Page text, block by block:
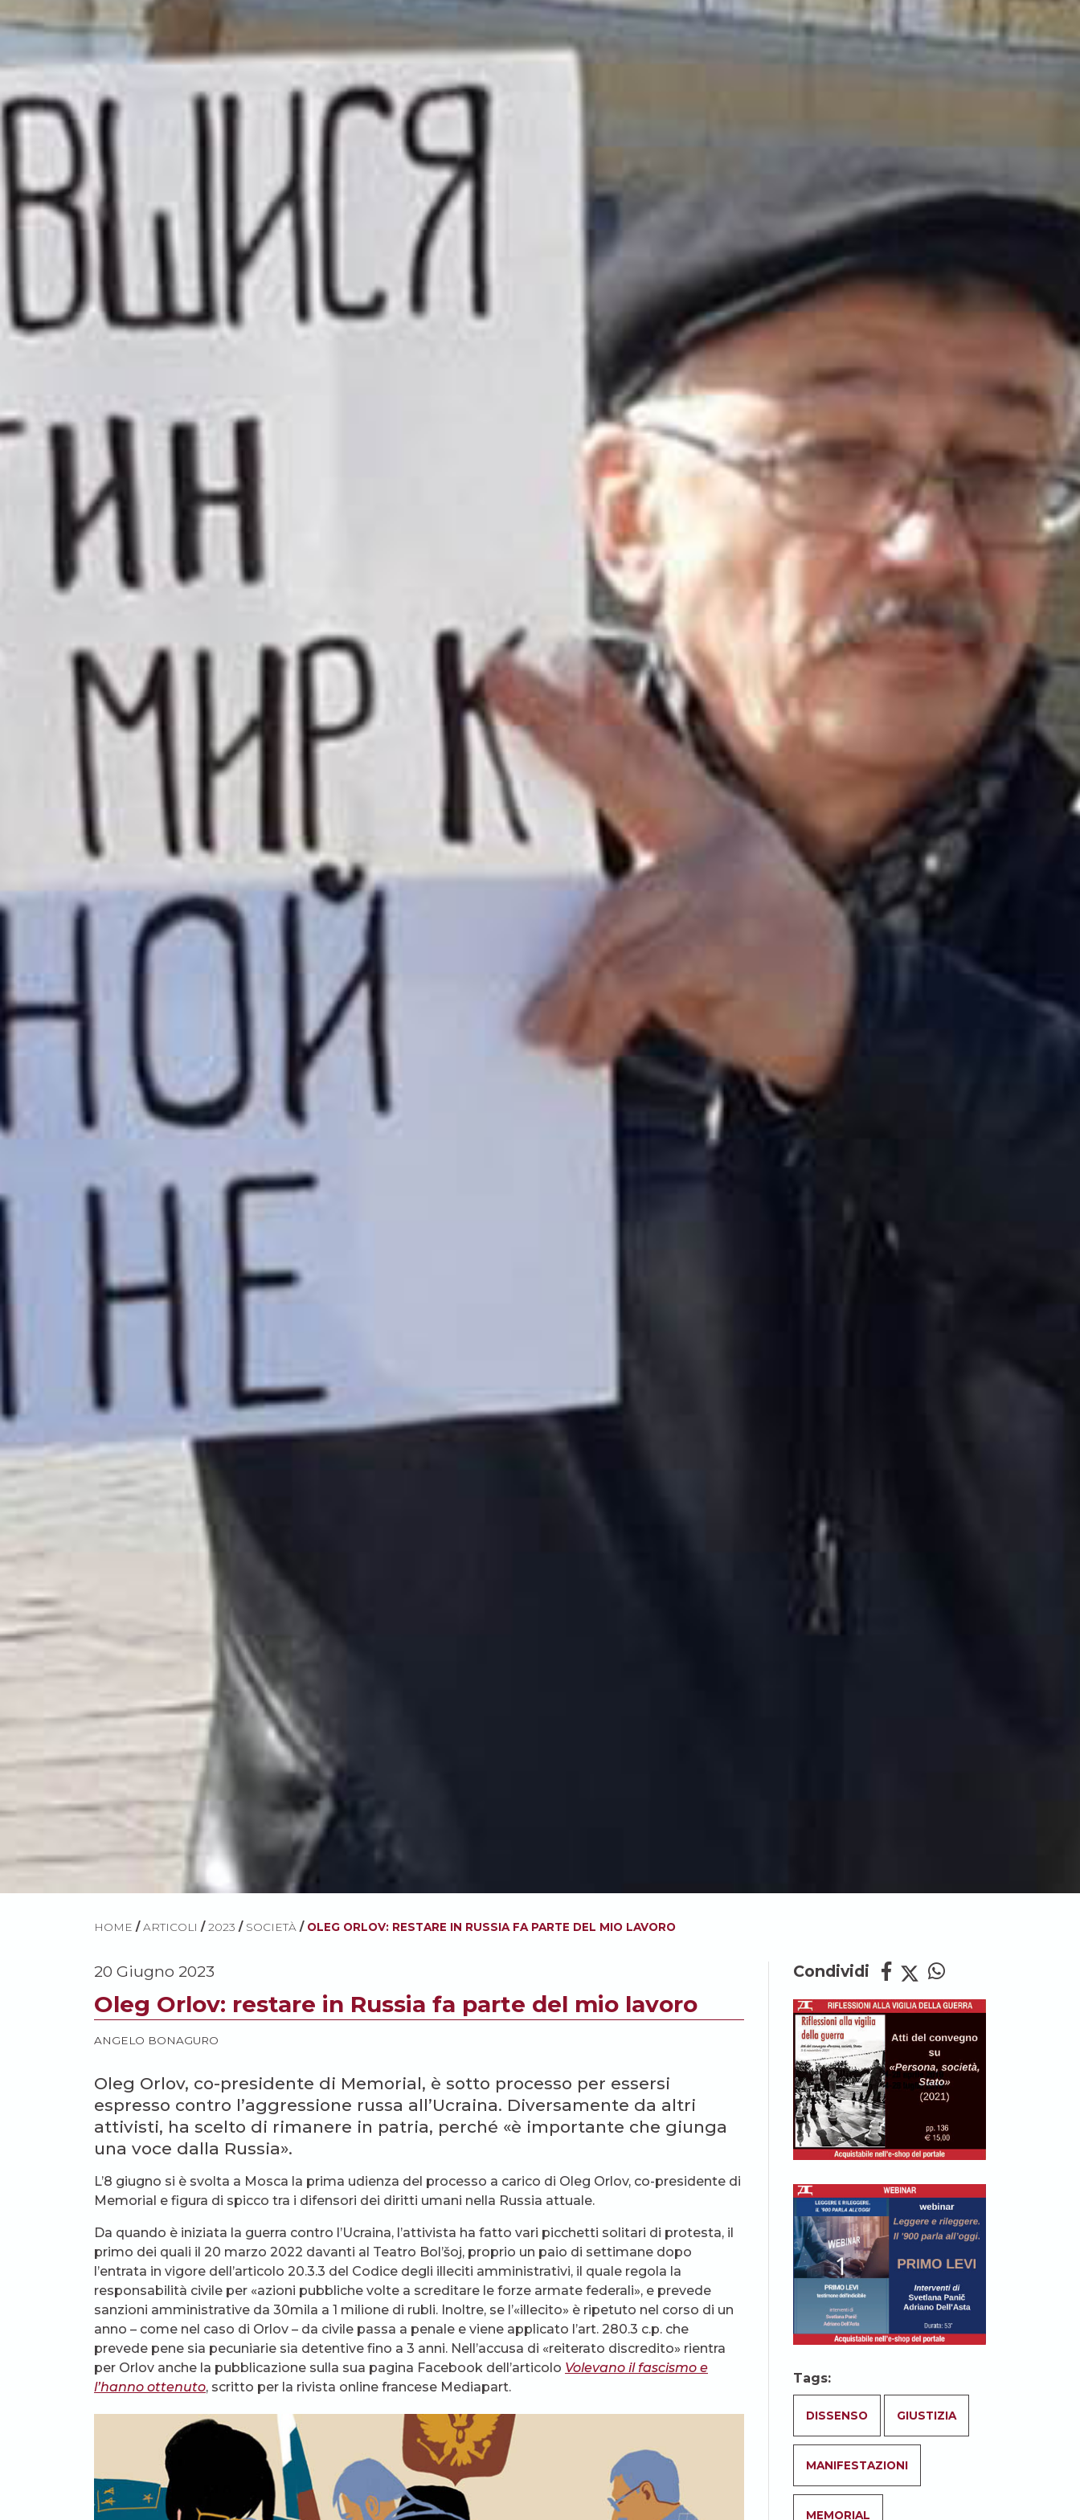
HOME / ARTICOLI / 2023 / SOCIETÀ / OLEG ORLOV: RESTARE IN RUSSIA FA PARTE DEL MIO LAVORO
20 Giugno 2023
Oleg Orlov: restare in Russia fa parte del mio lavoro
ANGELO BONAGURO
Oleg Orlov, co-presidente di Memorial, è sotto processo per essersi
espresso contro l’aggressione russa all’Ucraina. Diversamente da altri
attivisti, ha scelto di rimanere in patria, perché «è importante che giunga
una voce dalla Russia».
L’8 giugno si è svolta a Mosca la prima udienza del processo a carico di Oleg Orlov, co-presidente di
Memorial e figura di spicco tra i difensori dei diritti umani nella Russia attuale.
Da quando è iniziata la guerra contro l’Ucraina, l’attivista ha fatto vari picchetti solitari di protesta, il
primo dei quali il 20 marzo 2022 davanti al Teatro Bol’šoj, proprio un paio di settimane dopo
l’entrata in vigore dell’articolo 20.3.3 del Codice degli illeciti amministrativi, il quale regola la
responsabilità civile per «azioni pubbliche volte a screditare le forze armate federali», e prevede
sanzioni amministrative da 30mila a 1 milione di rubli. Inoltre, se l’«illecito» è ripetuto nel corso di un
anno – come nel caso di Orlov – da civile passa a penale e viene applicato l’art. 280.3 c.p. che
prevede pene sia pecuniarie sia detentive fino a 3 anni. Nell’accusa di «reiterato discredito» rientra
per Orlov anche la pubblicazione sulla sua pagina Facebook dell’articolo Volevano il fascismo e
l’hanno ottenuto, scritto per la rivista online francese Mediapart.
Condividi
Tags:
DISSENSO GIUSTIZIA
MANIFESTAZIONI
MEMORIAL